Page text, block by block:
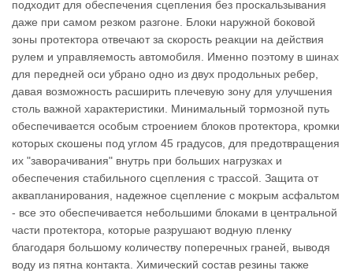
подходит для обеспечения сцепления без проскальзывания
даже при самом резком разгоне. Блоки наружной боковой
зоны протектора отвечают за скорость реакции на действия
рулем и управляемость автомобиля. Именно поэтому в шинах
для передней оси убрано одно из двух продольных ребер,
давая возможность расширить плечевую зону для улучшения
столь важной характеристики. Минимальный тормозной путь
обеспечивается особым строением блоков протектора, кромки
которых скошены под углом 45 градусов, для предотвращения
их "заворачивания" внутрь при больших нагрузках и
обеспечения стабильного сцепления с трассой. Защита от
аквапланирования, надежное сцепление с мокрым асфальтом
- все это обеспечивается небольшими блоками в центральной
части протектора, которые разрушают водную пленку
благодаря большому количеству поперечных граней, выводя
воду из пятна контакта. Химический состав резины также